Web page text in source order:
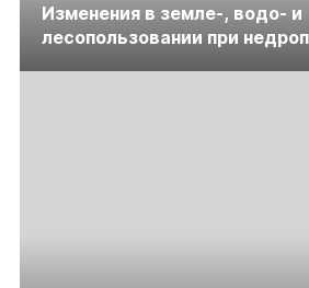
Изменения в земле-, водо- и
лесопользовании при